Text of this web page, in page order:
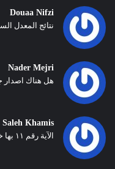
Douaa Nifzi
نتائج المعدل
Nader Mejri
هل هناك اصدار
Saleh Khamis
الآية رقم ١١ بها خطأ لا تَسْمَعُ فِيها لاغِيَةً لقد ضمت التا...